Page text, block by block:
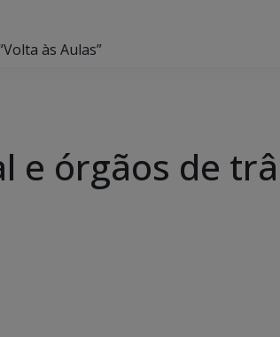
às Aulas”
e órgãos de